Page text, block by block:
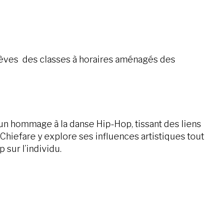
des classes à horaires aménagés des
hommage à la danse Hip-Hop, tissant des liens
y explore ses influences artistiques tout
sur l’individu.